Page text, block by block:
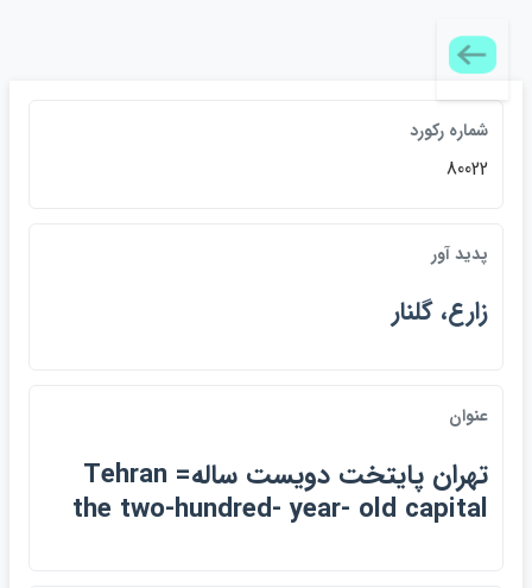
شماره رکورد
80022
پديد آور
زارع، گلنار
عنوان
تهران پايتخت دويست ساله= Tehran
the two-hundred- year- old capital